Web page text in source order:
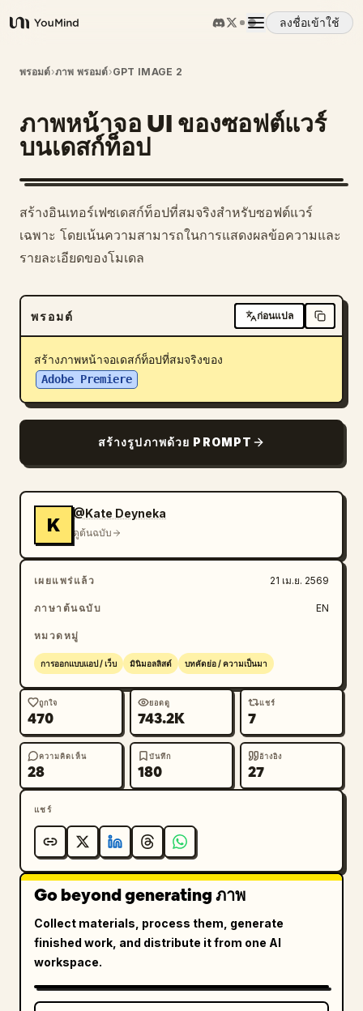
YouMind
ลงชื่อเข้าใช้
ภาพรวม
กรณีการใช้งาน
ทักษะ
พรอมต์
ดาวน์โหลด
บล็อก
พรอมต์›ภาพ พรอมต์›GPT IMAGE 2
ภาพหน้าจอ UI ของซอฟต์แวร์
บนเดสก์ท็อป
สร้างอินเทอร์เฟซเดสก์ท็อปที่สมจริงสำหรับซอฟต์แวร์
เฉพาะ โดยเน้นความสามารถในการแสดงผลข้อความและ
รายละเอียดของโมเดล
พรอมต์ ก่อนแปล
สร้างภาพหน้าจอเดสก์ท็อปที่สมจริงของ
Adobe Premiere
สร้างรูปภาพด้วย PROMPT
K
@Kate Deyneka
ดูต้นฉบับ
เผยแพร่แล้ว 21 เม.ย. 2569
ภาษาต้นฉบับ EN
หมวดหมู่
การออกแบบแอป / เว็บ มินิมอลลิสต์ บทคัดย่อ / ความเป็นมา
ถูกใจ
470
ยอดดู
743.2K
แชร์
7
ความคิดเห็น
28
บันทึก
180
อ้างอิง
27
แชร์
Go beyond generating ภาพ
Collect materials, process them, generate
finished work, and distribute it from one AI
workspace.